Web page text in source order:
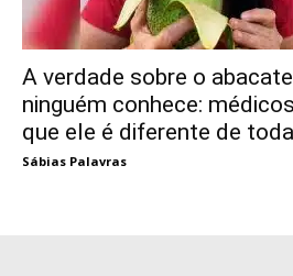
A verdade sobre o
ninguém conhece:
que ele é diferente de
Sábias Palavras